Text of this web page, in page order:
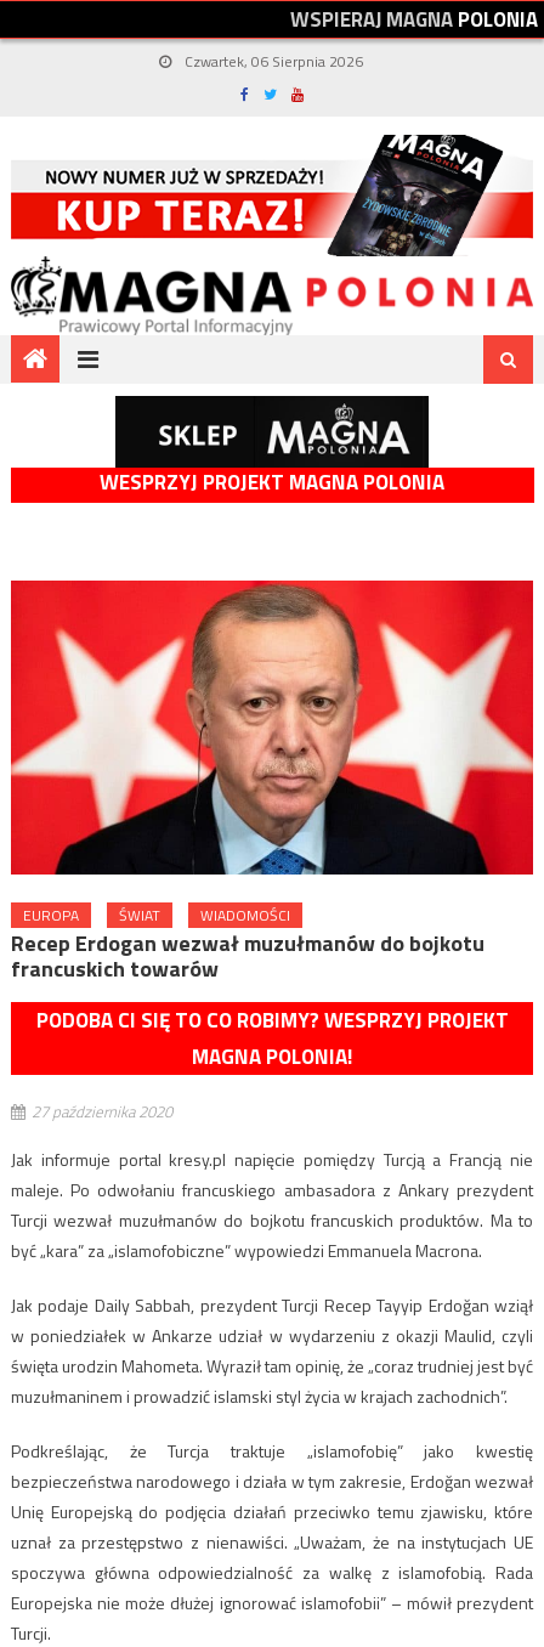
WSPIERAJMAGNAPOLONIA
Czwartek, 06 Sierpnia 2026
WESPRZYJ PROJEKT MAGNA POLONIA
EUROPA ŚWIAT WIADOMOŚCI
Recep Erdogan wezwał muzułmanów do bojkotu
francuskich towarów
PODOBA CI SIĘ TO CO ROBIMY? WESPRZYJ PROJEKT
MAGNA POLONIA!
27 października 2020
Jak informuje portal kresy.pl napięcie pomiędzy Turcją a Francją nie
maleje. Po odwołaniu francuskiego ambasadora z Ankary prezydent
Turcji wezwał muzułmanów do bojkotu francuskich produktów. Ma to
być „kara” za „islamofobiczne” wypowiedzi Emmanuela Macrona.
Jak podaje Daily Sabbah, prezydent Turcji Recep Tayyip Erdoğan wziął
w poniedziałek w Ankarze udział w wydarzeniu z okazji Maulid, czyli
święta urodzin Mahometa. Wyraził tam opinię, że „coraz trudniej jest być
muzułmaninem i prowadzić islamski styl życia w krajach zachodnich”.
Podkreślając, że Turcja traktuje „islamofobię” jako kwestię
bezpieczeństwa narodowego i działa w tym zakresie, Erdoğan wezwał
Unię Europejską do podjęcia działań przeciwko temu zjawisku, które
uznał za przestępstwo z nienawiści. „Uważam, że na instytucjach UE
spoczywa główna odpowiedzialność za walkę z islamofobią. Rada
Europejska nie może dłużej ignorować islamofobii” – mówił prezydent
Turcji.